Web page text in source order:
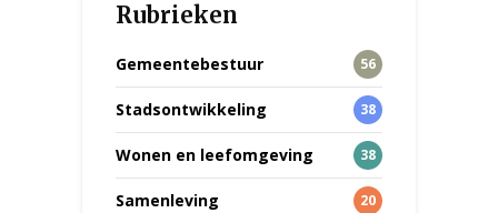
Rubrieken
Gemeentebestuur 56
Stadsontwikkeling 38
Wonen en leefomgeving 38
Samenleving 20